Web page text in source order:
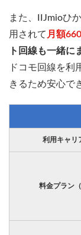
また、IIJmioひ
用されて 月額
ト回線も一緒に
ドコモ回線を
きるため安心で
利用キャリ
料金プラン（